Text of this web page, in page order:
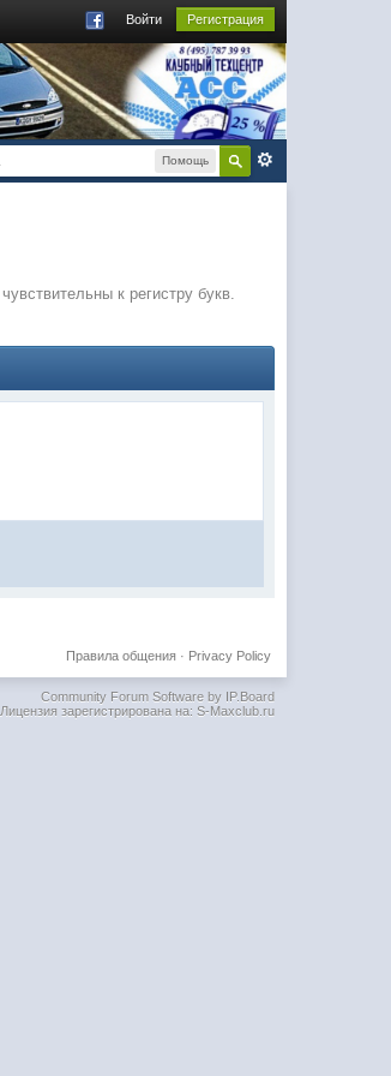
Войти Регистрация
Помощь
чувствительны к регистру букв.
Privacy Policy
Правила общения·
Community Forum Software by IP.Board
Лицензия зарегистрирована на: S-Maxclub.ru